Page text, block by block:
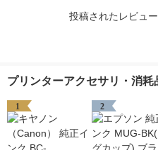
投稿されたレビュ
プリンターアクセサリ・消
1 2